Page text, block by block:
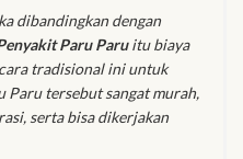
dibandingkan dengan
Paru Paruitu biaya
tradisional ini untuk
Paru tersebut sangat murah,
serta bisa dikerjakan